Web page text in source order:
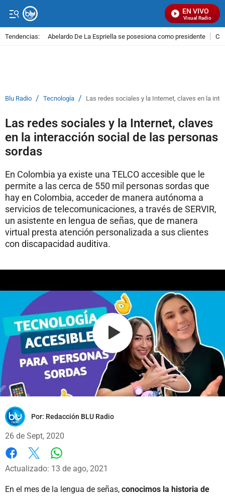
EN VIVO
Señal Visual Radio
Tendencias: Abelardo De La Espriella se posesiona como presidente
Blu Radio / Tecnología / Las redes sociales y la Internet, claves en la
Las redes sociales y la Internet, claves
en la interacción social de las personas
sordas
En Colombia ya existe una TELCO accesible que le
permite a las cerca de 550 mil personas sordas que
hay en Colombia, acceder de manera autónoma a
servicios de telecomunicaciones, a través de SERVIR,
un asistente en lengua de señas, que de manera
virtual presta atención personalizada a sus clientes
con discapacidad auditiva.
Por: Redacción BLU Radio
26 de Sept, 2020
Facebook
X Whatsapp
Actualizado: 13 de ago, 2021
En el mes de la lengua de señas, conocimos la historia de